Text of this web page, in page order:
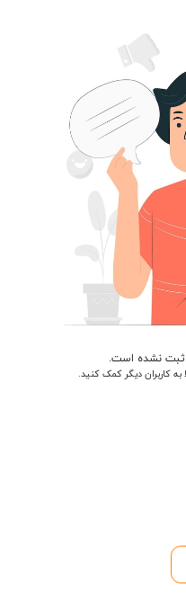
ثبت نشده است.
به کاربران دیگر کمک کنید.